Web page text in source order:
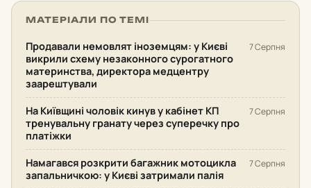
МАТЕРІАЛИ ПО ТЕМІ
Продавали немовлят іноземцям: у Києві
викрили схему незаконного сурогатного
материнства, директора медцентру
заарештували
7 Серпня
На Київщині чоловік кинув у кабінет КП
тренувальну гранату через суперечку про
платіжки
7 Серпня
Намагався розкрити багажник мотоцикла
запальничкою: у Києві затримали палія
7 Серпня